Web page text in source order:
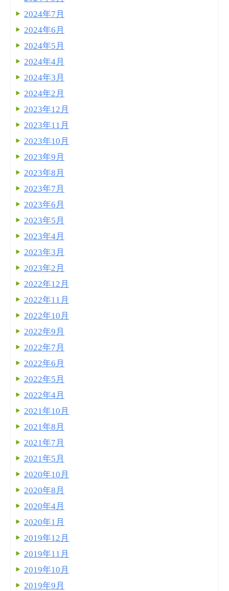
2024年7月
2024年6月
2024年5月
2024年4月
2024年3月
2024年2月
2023年12月
2023年11月
2023年10月
2023年9月
2023年8月
2023年7月
2023年6月
2023年5月
2023年4月
2023年3月
2023年2月
2022年12月
2022年11月
2022年10月
2022年9月
2022年7月
2022年6月
2022年5月
2022年4月
2021年10月
2021年8月
2021年7月
2021年5月
2020年10月
2020年8月
2020年4月
2020年1月
2019年12月
2019年11月
2019年10月
2019年9月